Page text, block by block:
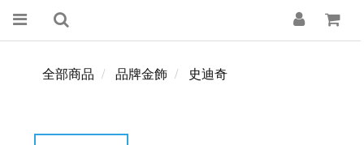
全部商品 品牌金飾 史迪奇